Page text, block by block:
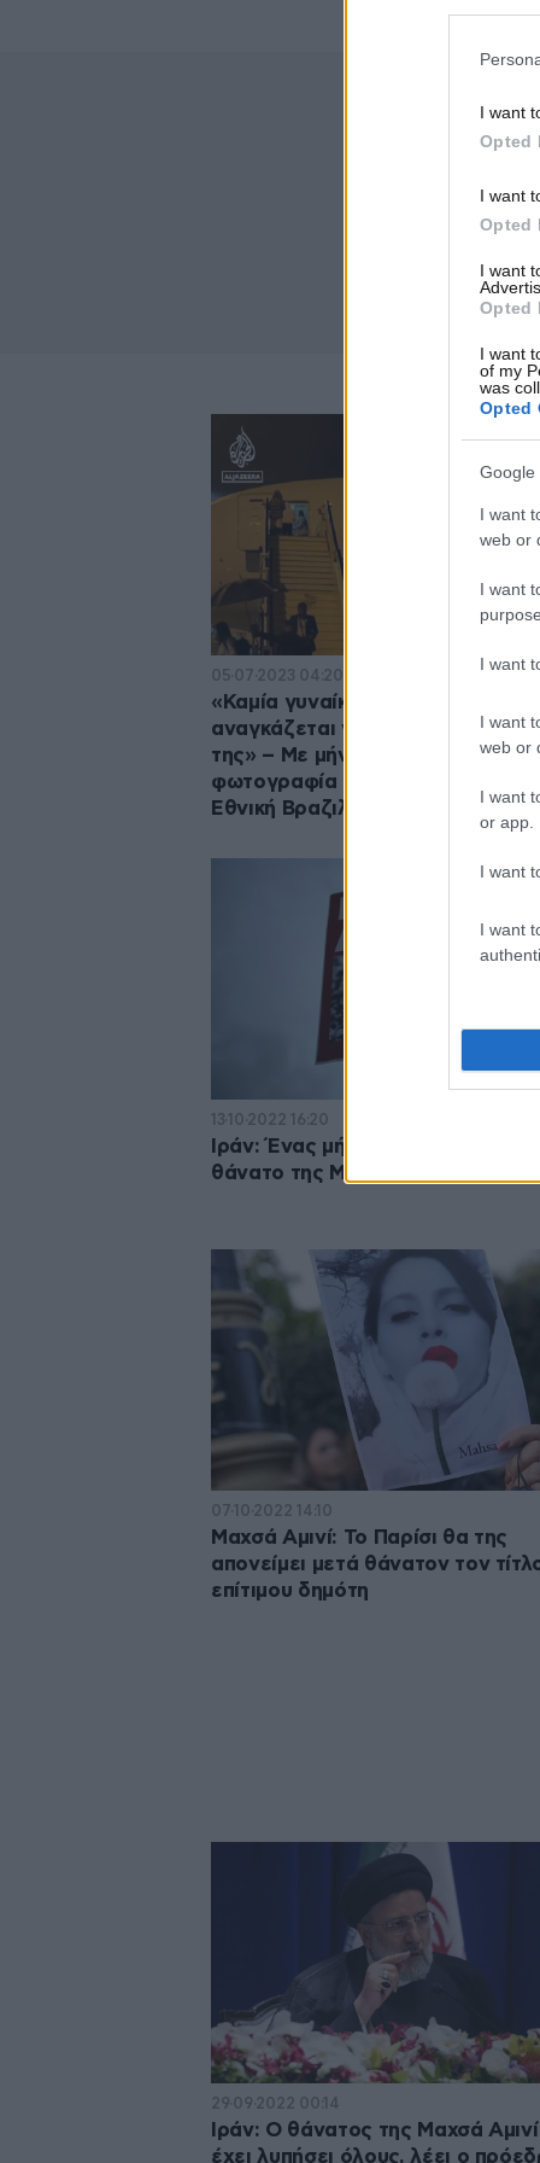
I want
Opted
I want
Opted
I want
Opted
I want
of my
was
Opted
Google
I want
web or
I want
I want
I want
web or
I want
or app.
I want
I want
05·07·2023 04:20
«Καμία γυναίκα δεν θα πρέπει να
αναγκάζεται να καλύψει το
της» – Με μήνυμα στο
φωτογραφία της Μαχσά Αμινί η
Εθνική Βραζιλίας γυναικών
13·10·2022 16:20
Ιράν: Ένας μήνας οργής μετά τον
θάνατο της Μαχσά Αμινί
07·10·2022 14:10
Μαχσά Αμινί: Το Παρίσι θα της
απονείμει μετά θάνατον τον
επίτιμου δημότη
29·09·2022 00:14
Ιράν: Ο θάνατος της Μαχσά
έχει λυπήσει όλους, λέει ο